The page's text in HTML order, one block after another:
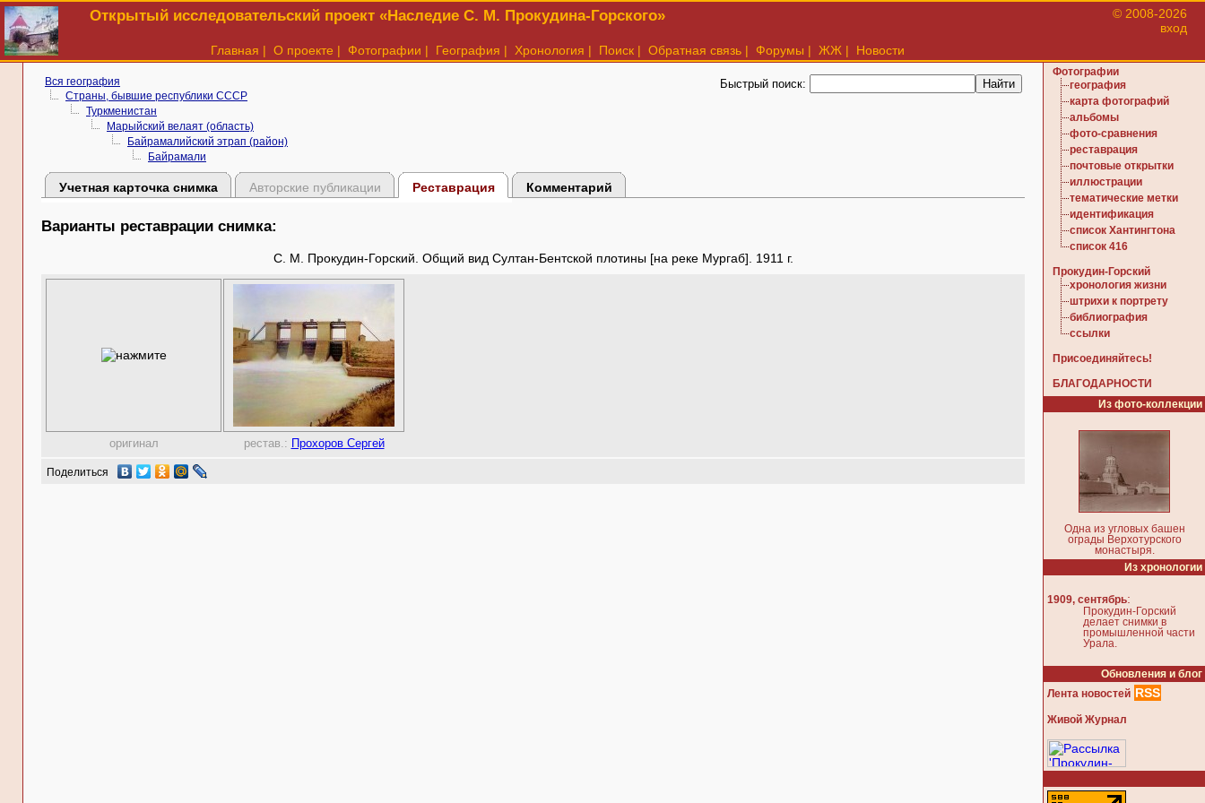
Открытый исследовательский проект «Наследие С. М. Прокудина-Горского»
© 2008-2026
вход
Главная | О проекте | Фотографии | География | Хронология | Поиск | Обратная связь | Форумы | ЖЖ | Новости
Вся география
Страны, бывшие республики СССР
Туркменистан
Марыйский велаят (область)
Байрамалийский этрап (район)
Байрамали
Быстрый поиск:
Учетная карточка снимка Авторские публикации Реставрация Комментарий
Варианты реставрации снимка:
С. М. Прокудин-Горский. Общий вид Султан-Бентской плотины [на реке Мургаб]. 1911 г.
оригинал рестав.: Прохоров Сергей
Поделиться
Фотографии
география
карта фотографий
альбомы
фото-сравнения
реставрация
почтовые открытки
иллюстрации
тематические метки
идентификация
список Хантингтона
список 416
Прокудин-Горский
хронология жизни
штрихи к портрету
библиография
ссылки
Присоединяйтесь!
БЛАГОДАРНОСТИ
Из фото-коллекции
Одна из угловых башен
ограды Верхотурского
монастыря.
Из хронологии
1909, сентябрь:
Прокудин-Горский
делает снимки в
промышленной части
Урала.
Обновления и блог
Лента новостей RSS
Живой Журнал